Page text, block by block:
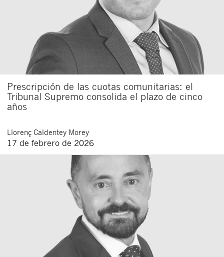
Prescripción de las cuotas comunitarias: el
Tribunal Supremo consolida el plazo de cinco
años
Llorenç Caldentey Morey
17 de febrero de 2026